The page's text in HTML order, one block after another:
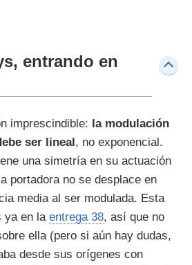
entrando en
imprescindible: la modulación
ser lineal, no exponencial.
una simetría en su actuación
portadora no se desplace en
media al ser modulada. Esta
ya en la entrega 38, así que no
ella (pero si aún hay dudas,
desde sus orígenes con